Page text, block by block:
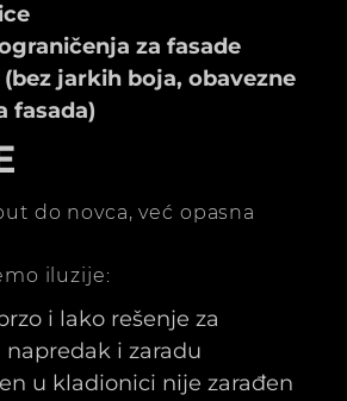
za fasade
jarkih boja, obavezne
fasada)
do novca, već opasna
iluzije:
i lako rešenje za
i zaradu
u kladionici nije zarađen